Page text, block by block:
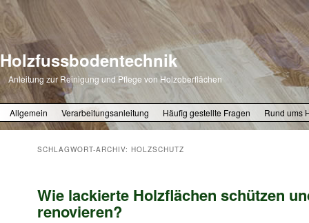
Holzfussbodentechnik
Anleitung zur Reinigung und Pflege von Holzoberflächen
Zum primären Inhalt springen
Zum sekundären Inhalt springen
Allgemein Verarbeitungsanleitung Häufig gestellte Fragen Rund ums
SCHLAGWORT-ARCHIV: HOLZSCHUTZ
Wie lackierte Holzflächen schützen
renovieren?